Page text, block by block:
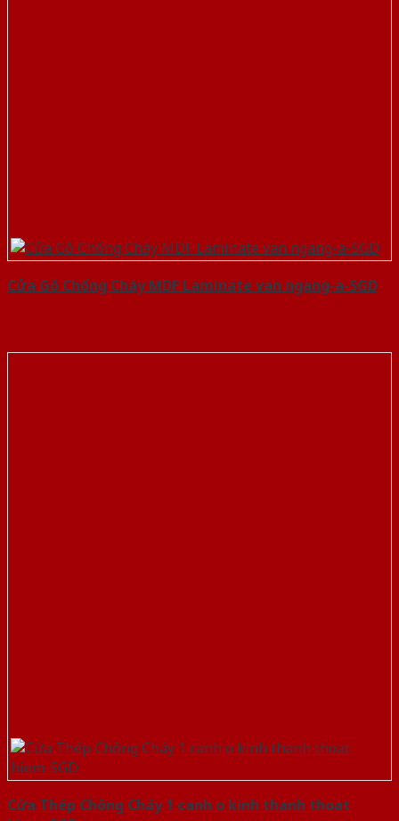
Cửa Gỗ Chống Cháy MDF Laminate van ngang-a-SGD
Cửa Thép Chống Cháy 1 canh o kinh thanh thoat